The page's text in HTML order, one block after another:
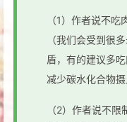
（1）作者说不吃
（我们会受到很
盾，有的建议多
减少碳水化合物
（2）作者说不